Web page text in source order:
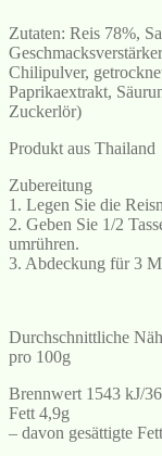
Zutaten: Reis 78%,
Chilipulver,
Paprikaextrakt,
Zuckerlör)
Produkt aus Thailand
Zubereitung
1. Legen Sie die
2. Geben Sie 1/2
umrühren.
3. Abdeckung für 3
Durchschnittliche
pro 100g
Brennwert 1543 kJ/
Fett 4,9g
– davon gesättigte